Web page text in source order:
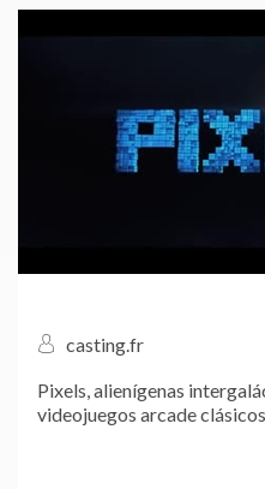
casting.fr
Pixels, alienígenas
videojuegos arcade
atacar la Tierra utilizando